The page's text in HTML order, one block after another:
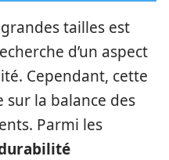
tailles est
d’un aspect
Cependant, cette
sur la balance des
Parmi les